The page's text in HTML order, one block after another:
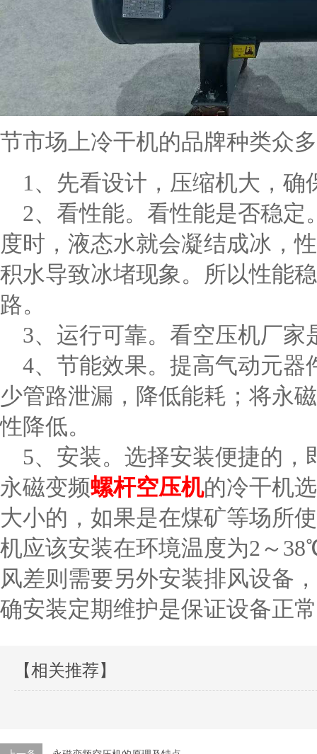
节市场上冷干机的品牌种类众
1、先看设计，压缩机大，确
2、看性能。看性能是否稳定
度时，液态水就会凝结成冰，
积水导致冰堵现象。所以性能
路。
3、运行可靠。看空压机厂家
4、节能效果。提高气动元器
少管路泄漏，降低能耗；将永
性降低。
5、安装。选择安装便捷的，
永磁变频螺杆空压机的冷干机
大小的，如果是在煤矿等场所
机应该安装在环境温度为2～
风差则需要另外安装排风设备
确安装定期维护是保证设备正
【相关推荐】